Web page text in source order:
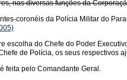
nas diversas funções da
coronéis da Polícia Militar do
escolha do Chefe do Poder
de Polícia, os seus respectivos
feita pelo Comandante Geral.